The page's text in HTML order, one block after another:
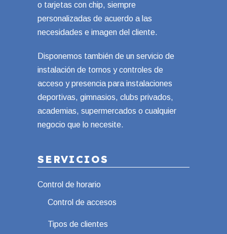
o tarjetas con chip, siempre
personalizadas de acuerdo a las
necesidades e imagen del cliente.
Disponemos también de un servicio de
instalación de tornos y controles de
acceso y presencia para instalaciones
deportivas, gimnasios, clubs privados,
academias, supermercados o cualquier
negocio que lo necesite.
SERVICIOS
Control de horario
Control de accesos
Tipos de clientes